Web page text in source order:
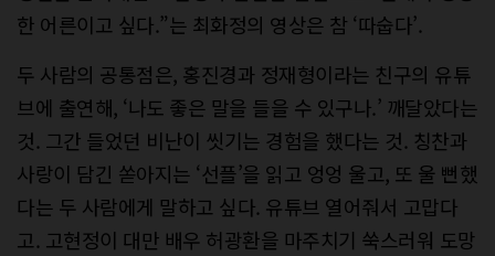
한 어른이고 싶다.”는 최화정의 영상은 참 ‘따숩다’.
두 사람의 공통점은, 홍진경과 정재형이라는 친구의 유튜
브에 출연해, ‘나도 좋은 말을 들을 수 있구나.’ 깨달았다는
것. 그간 들었던 비난이 씻기는 경험을 했다는 것. 칭찬과
사랑이 담긴 쏟아지는 ‘선플’을 읽고 엉엉 울고, 또 울 뻔했
다는 두 사람에게 말하고 싶다. 유튜브 열어줘서 고맙다
고. 고현정이 대만 배우 허광환을 마주치기 쑥스러워 도망